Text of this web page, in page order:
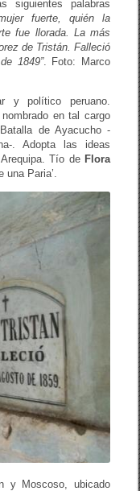
siguientes palabras
fuerte, quién la
fue llorada. La más
de Tristán. Falleció
1849”. Foto: Marco
político peruano.
en tal cargo
de Ayacucho -
. Adopta las ideas
Tío de Flora
una Paria’.
y Moscoso, ubicado